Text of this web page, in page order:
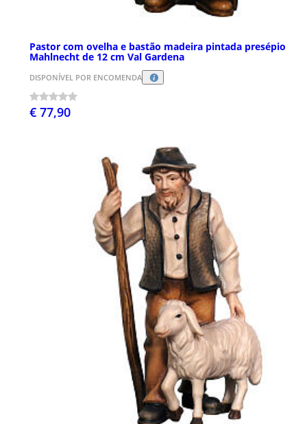
Pastor com ovelha e bastão madeira pintada presépio
Mahlnecht de 12 cm Val Gardena
DISPONÍVEL POR ENCOMENDA
€ 77,90